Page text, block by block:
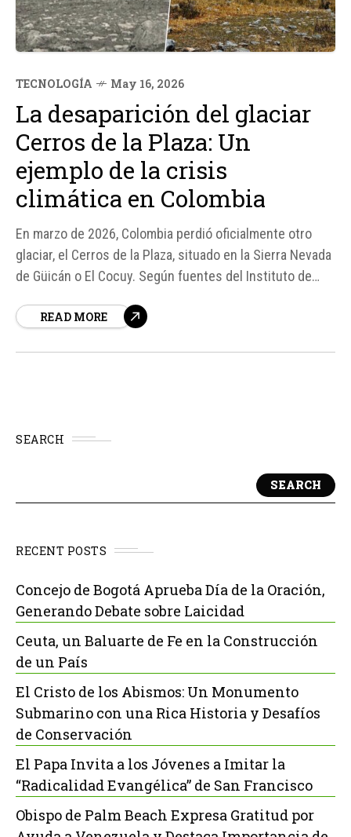
TECNOLOGÍA May 16, 2026
La desaparición del glaciar
Cerros de la Plaza: Un
ejemplo de la crisis
climática en Colombia
En marzo de 2026, Colombia perdió oficialmente otro
glaciar, el Cerros de la Plaza, situado en la Sierra Nevada
de Güicán o El Cocuy. Según fuentes del Instituto de
glaciar había desaparecido completamente, lo que no
READ MORE
SEARCH
SEARCH
RECENT POSTS
Concejo de Bogotá Aprueba Día de la Oración,
Generando Debate sobre Laicidad
Ceuta, un Baluarte de Fe en la Construcción
de un País
El Cristo de los Abismos: Un Monumento
Submarino con una Rica Historia y Desafíos
de Conservación
El Papa Invita a los Jóvenes a Imitar la
“Radicalidad Evangélica” de San Francisco
Obispo de Palm Beach Expresa Gratitud por